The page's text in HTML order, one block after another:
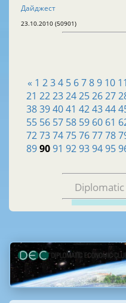
Дайджест
23.10.2010 (50901)
« 1 2 3 4 5 6 7 8 9 10 11
21 222324252627
38394041 424344
55 56 57 58 59 60 61
72737475767778
899091 92939495